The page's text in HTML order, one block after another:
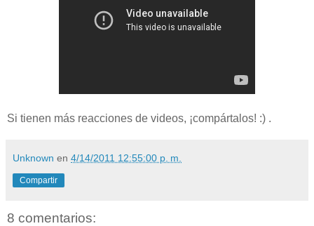
Si tienen más reacciones de videos, ¡compártalos! :) .
Unknown en 4/14/2011 12:55:00 p. m.
Compartir
8 comentarios: